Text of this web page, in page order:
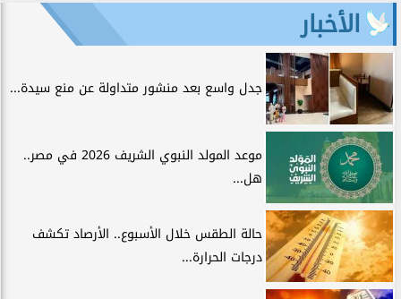
الأخبار
جدل واسع بعد منشور متداولة عن منع سيدة...
موعد المولد النبوي الشريف 2026 في مصر..
هل...
حالة الطقس خلال الأسبوع.. الأرصاد تكشف
درجات الحرارة...